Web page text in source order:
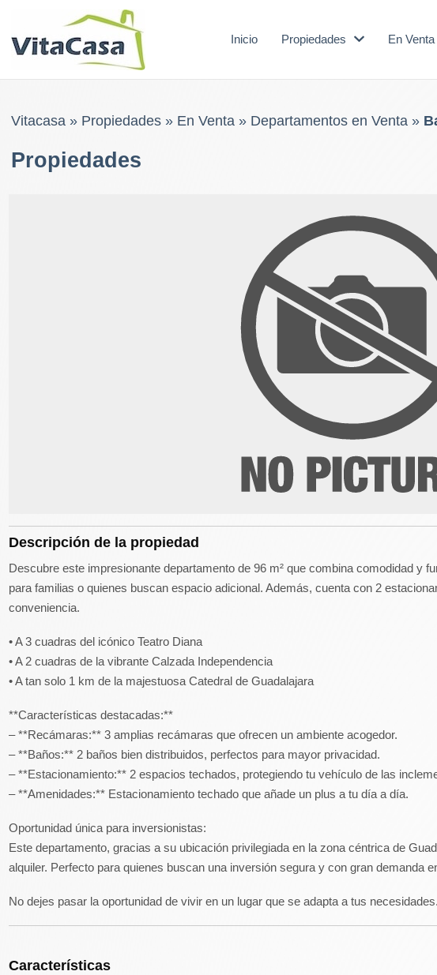
Inicio Propiedades En Venta
Vitacasa» Propiedades» En Venta» Departamentos en Venta»
Propiedades
Descripción de la propiedad
Descubre este impresionante departamento de 96 m² que combina comodidad y
para familias o quienes buscan espacio adicional. Además, cuenta con 2
conveniencia.
• A 3 cuadras del icónico Teatro Diana
• A 2 cuadras de la vibrante Calzada Independencia
• A tan solo 1 km de la majestuosa Catedral de Guadalajara
**Características destacadas:**
– **Recámaras:** 3 amplias recámaras que ofrecen un ambiente acogedor.
– **Baños:** 2 baños bien distribuidos, perfectos para mayor privacidad.
– **Estacionamiento:** 2 espacios techados, protegiendo tu vehículo de las
– **Amenidades:** Estacionamiento techado que añade un plus a tu día a día.
Oportunidad única para inversionistas:
Este departamento, gracias a su ubicación privilegiada en la zona céntrica de
alquiler. Perfecto para quienes buscan una inversión segura y con gran demanda
No dejes pasar la oportunidad de vivir en un lugar que se adapta a tus
Características